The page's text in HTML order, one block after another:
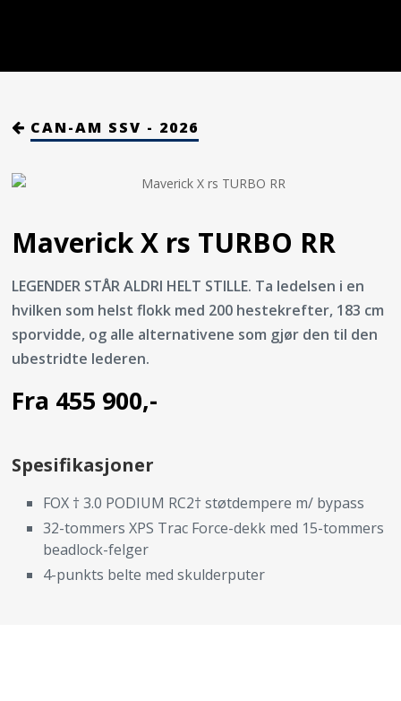
CAN-AM SSV - 2026
Maverick X rs TURBO RR
LEGENDER STÅR ALDRI HELT STILLE. Ta ledelsen i en
hvilken som helst flokk med 200 hestekrefter, 183 cm
sporvidde, og alle alternativene som gjør den til den
ubestridte lederen.
Fra 455 900,-
Spesifikasjoner
FOX † 3.0 PODIUM RC2† støtdempere m/ bypass
32-tommers XPS Trac Force-dekk med 15-tommers
beadlock-felger
4-punkts belte med skulderputer